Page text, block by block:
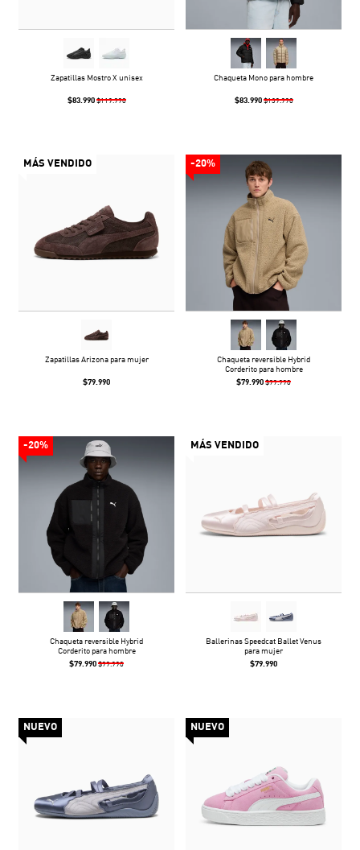
Zapatillas Mostro X unisex
$83.990 $119.990
Chaqueta Mono para hombre
$83.990 $139.990
MÁS VENDIDO
Zapatillas Arizona para mujer
$79.990
-20%
Chaqueta reversible Hybrid
Corderito para hombre
$79.990 $99.990
-20%
Chaqueta reversible Hybrid
Corderito para hombre
$79.990 $99.990
MÁS VENDIDO
Ballerinas Speedcat Ballet Venus
para mujer
$79.990
NUEVO NUEVO